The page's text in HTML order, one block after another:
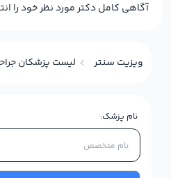
آگاهی کامل دکتر مورد نظر خود را
ویزیت سنتر لیست پزشکان
نام پزشک: